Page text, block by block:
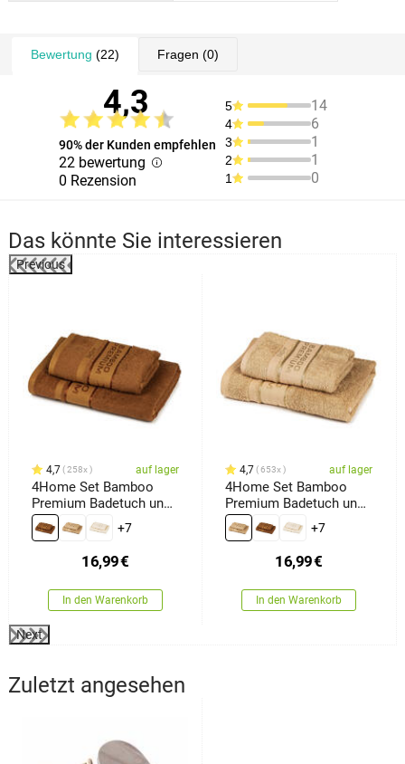
Bewertung (22) Fragen (0)
4,3
90% der Kunden empfehlen
22 bewertung
0 Rezension
5 14
4 6
3 1
2 1
1 0
Das könnte Sie interessieren
Previous
4,7 258x auf lager
4Home Set Bamboo
Premium Badetuch und
Handtuch Braun, 70 x
140 cm, 50 x 100 cm
+7
16,99€
In den Warenkorb
4,7 653x auf lager
4Home Set Bamboo
Premium Badetuch und
Handtuch Beige, 70 x
140 cm, 50 x 100 cm
+7
16,99€
In den Warenkorb
Next
Zuletzt angesehen